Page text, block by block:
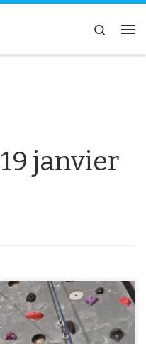
Search
19 janvier